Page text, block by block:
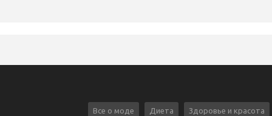
Все о моде Диета Здоровье и красота